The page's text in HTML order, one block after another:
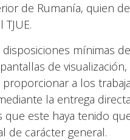
de Rumanía, quien
mínimas de
de
a los
la entrega
este haya tenido
de carácter general.